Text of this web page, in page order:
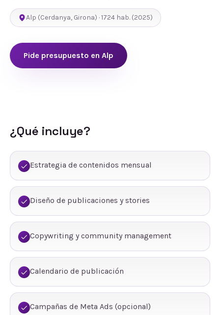
Alp (Cerdanya, Girona) ·1724 hab. (2025)
Pide presupuesto en Alp
¿Qué incluye?
Estrategia de contenidos mensual
Diseño de publicaciones y stories
Copywriting y community management
Calendario de publicación
Campañas de Meta Ads (opcional)